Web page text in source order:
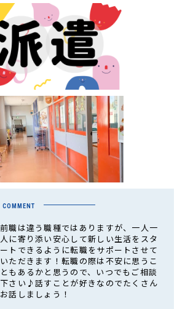
COMMENT
前職は違う職種ではありますが、一人一
人に寄り添い安心して新しい生活をスタ
ートできるように転職をサポートさせて
いただきます！転職の際は不安に思うこ
ともあるかと思うので、いつでもご相談
下さい♪話すことが好きなのでたくさん
お話しましょう！